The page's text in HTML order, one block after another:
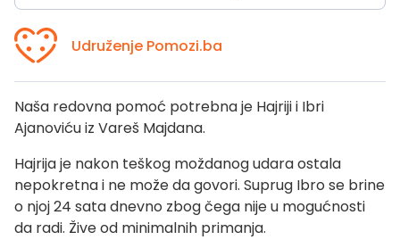
Udruženje Pomozi.ba
Naša redovna pomoć potrebna je Hajriji i Ibri
Ajanoviću iz Vareš Majdana.
Hajrija je nakon teškog moždanog udara ostala
nepokretna i ne može da govori. Suprug Ibro se brine
o njoj 24 sata dnevno zbog čega nije u mogućnosti
da radi. Žive od minimalnih primanja.